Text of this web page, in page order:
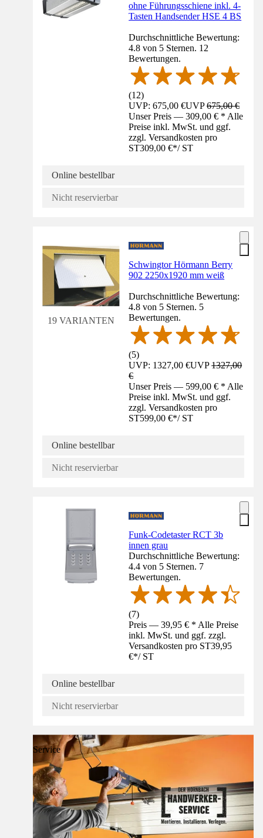
ohne Führungsschiene inkl. 4-
Tasten Handsender HSE 4 BS
Durchschnittliche Bewertung:
4.8 von 5 Sternen. 12
Bewertungen.
(12)
UVP: 675,00 €UVP675,00 €
Unser Preis — 309,00 € * Alle
Preise inkl. MwSt. und ggf.
zzgl. Versandkosten pro
ST309,00 €*/ ST
Online bestellbar
Nicht reservierbar
19 VARIANTEN
Schwingtor Hörmann Berry
902 2250x1920 mm weiß
Durchschnittliche Bewertung:
4.8 von 5 Sternen. 5
Bewertungen.
(5)
UVP: 1327,00 €UVP1327,00
€
Unser Preis — 599,00 € * Alle
Preise inkl. MwSt. und ggf.
zzgl. Versandkosten pro
ST599,00 €*/ ST
Online bestellbar
Nicht reservierbar
Funk-Codetaster RCT 3b
innen grau
Durchschnittliche Bewertung:
4.4 von 5 Sternen. 7
Bewertungen.
(7)
Preis — 39,95 € * Alle Preise
inkl. MwSt. und ggf. zzgl.
Versandkosten pro ST39,95
€*/ ST
Online bestellbar
Nicht reservierbar
Service